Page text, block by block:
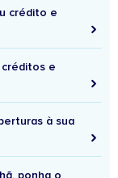
crédito e
e
à sua
ponha o